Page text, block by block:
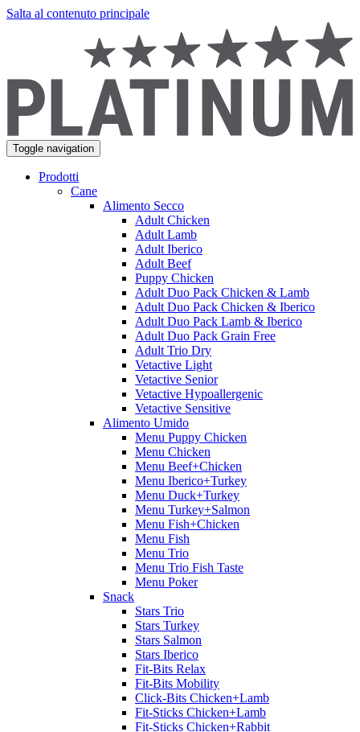
Salta al contenuto principale
Toggle navigation
Prodotti
Cane
Alimento Secco
Adult Chicken
Adult Lamb
Adult Iberico
Adult Beef
Puppy Chicken
Adult Duo Pack Chicken & Lamb
Adult Duo Pack Chicken & Iberico
Adult Duo Pack Lamb & Iberico
Adult Duo Pack Grain Free
Adult Trio Dry
Vetactive Light
Vetactive Senior
Vetactive Hypoallergenic
Vetactive Sensitive
Alimento Umido
Menu Puppy Chicken
Menu Chicken
Menu Beef+Chicken
Menu Iberico+Turkey
Menu Duck+Turkey
Menu Turkey+Salmon
Menu Fish+Chicken
Menu Fish
Menu Trio
Menu Trio Fish Taste
Menu Poker
Snack
Stars Trio
Stars Turkey
Stars Salmon
Stars Iberico
Fit-Bits Relax
Fit-Bits Mobility
Click-Bits Chicken+Lamb
Fit-Sticks Chicken+Lamb
Fit-Sticks Chicken+Rabbit